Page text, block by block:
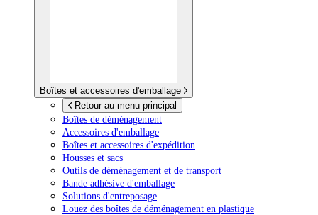
Boîtes et accessoires d'emballage
Retour au menu principal
Boîtes de déménagement
Accessoires d'emballage
Boîtes et accessoires d'expédition
Housses et sacs
Outils de déménagement et de transport
Bande adhésive d'emballage
Solutions d'entreposage
Louez des boîtes de déménagement en plastique